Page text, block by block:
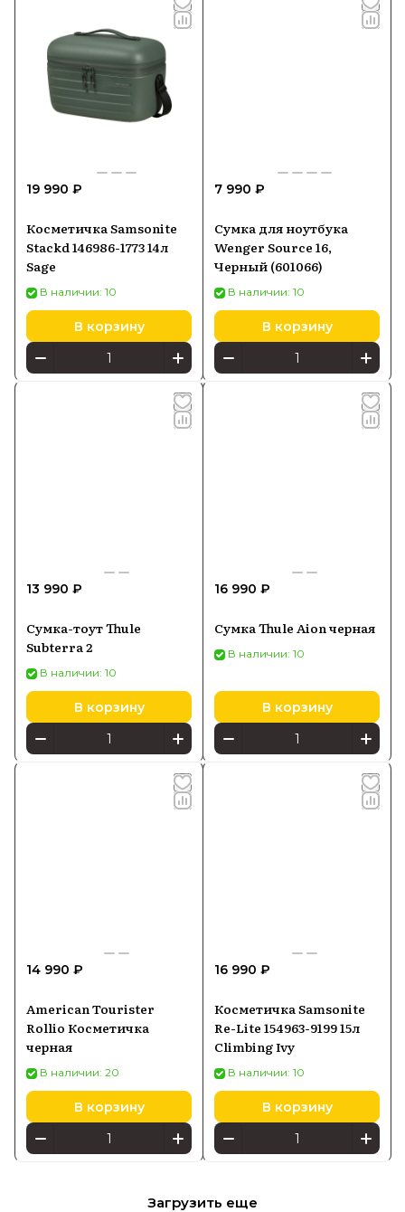
19 990 ₽
Косметичка Samsonite
Stackd 146986-1773 14л
Sage
В наличии: 10
В корзину
7 990 ₽
Сумка для ноутбука
Wenger Source 16,
Черный (601066)
В наличии: 10
В корзину
13 990 ₽
Сумка-тоут Thule
Subterra 2
В наличии: 10
В корзину
16 990 ₽
Сумка Thule Aion черная
В наличии: 10
В корзину
14 990 ₽
American Tourister
Rollio Косметичка
черная
В наличии: 20
В корзину
16 990 ₽
Косметичка Samsonite
Re-Lite 154963-9199 15л
Climbing Ivy
В наличии: 10
В корзину
Загрузить еще